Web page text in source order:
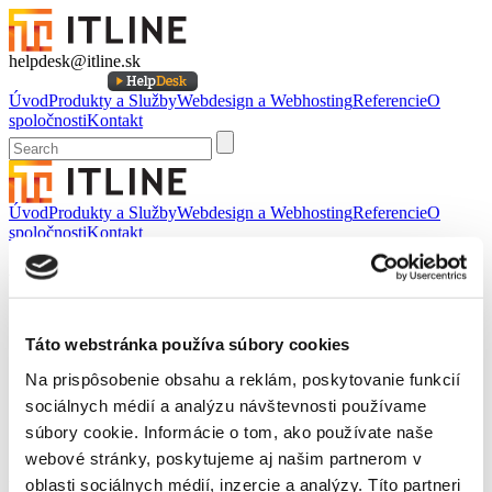
Táto webstránka používa súbory cookies
Na prispôsobenie obsahu a reklám, poskytovanie funkcií
sociálnych médií a analýzu návštevnosti používame
súbory cookie. Informácie o tom, ako používate naše
webové stránky, poskytujeme aj našim partnerom v
oblasti sociálnych médií, inzercie a analýzy. Títo partneri
helpdesk@itline.sk
ÚvodProdukty a SlužbyWebdesign a WebhostingReferencieO
spoločnostiKontakt
ÚvodProdukty a SlužbyWebdesign a WebhostingReferencieO
spoločnostiKontakt
Webdesign
Webdesign
Správa webových aplikácií
SEO a E-marketing
Správa webových aplikácií
Každá webová prezentácia alebo aplikácia je po istom čase málo